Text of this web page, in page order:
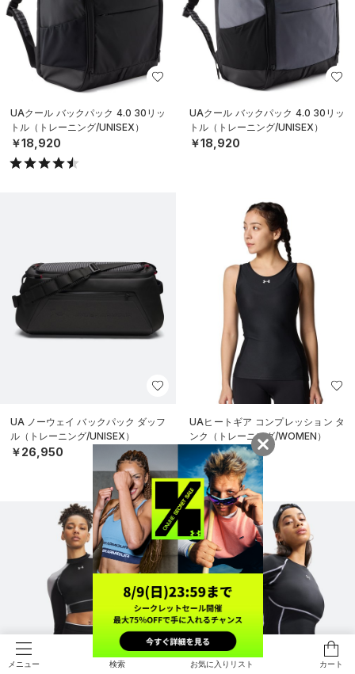
メニュー 検索 お気に入りリスト カート
UAクール バックパック 4.0 30リッ
トル（トレーニング/UNISEX）
￥18,920
UAクール バックパック 4.0 30リッ
トル（トレーニング/UNISEX）
￥18,920
UA ノーウェイ バックパック ダッフ
ル（トレーニング/UNISEX）
￥26,950
UAヒートギア コンプレッション タ
ンク（トレーニング/WOMEN）
￥3,960